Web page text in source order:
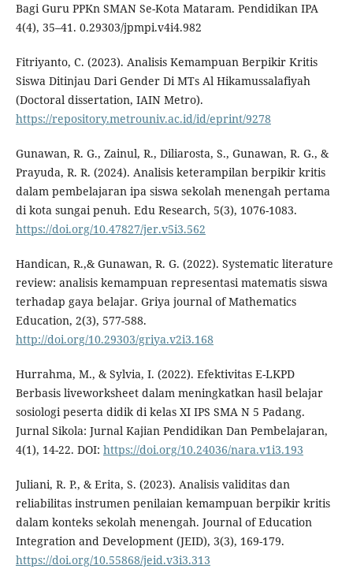
Bagi Guru PPKn SMAN Se-Kota Mataram. Pendidikan IPA
4(4), 35–41. 0.29303/jpmpi.v4i4.982
Fitriyanto, C. (2023). Analisis Kemampuan Berpikir Kritis
Siswa Ditinjau Dari Gender Di MTs Al Hikamussalafiyah
(Doctoral dissertation, IAIN Metro).
https://repository.metrouniv.ac.id/id/eprint/9278
Gunawan, R. G., Zainul, R., Diliarosta, S., Gunawan, R. G., &
Prayuda, R. R. (2024). Analisis keterampilan berpikir kritis
dalam pembelajaran ipa siswa sekolah menengah pertama
di kota sungai penuh. Edu Research, 5(3), 1076-1083.
https://doi.org/10.47827/jer.v5i3.562
Handican, R.,& Gunawan, R. G. (2022). Systematic literature
review: analisis kemampuan representasi matematis siswa
terhadap gaya belajar. Griya journal of Mathematics
Education, 2(3), 577-588.
http://doi.org/10.29303/griya.v2i3.168
Hurrahma, M., & Sylvia, I. (2022). Efektivitas E-LKPD
Berbasis liveworksheet dalam meningkatkan hasil belajar
sosiologi peserta didik di kelas XI IPS SMA N 5 Padang.
Jurnal Sikola: Jurnal Kajian Pendidikan Dan Pembelajaran,
4(1), 14-22. DOI: https://doi.org/10.24036/nara.v1i3.193
Juliani, R. P., & Erita, S. (2023). Analisis validitas dan
reliabilitas instrumen penilaian kemampuan berpikir kritis
dalam konteks sekolah menengah. Journal of Education
Integration and Development (JEID), 3(3), 169-179.
https://doi.org/10.55868/jeid.v3i3.313